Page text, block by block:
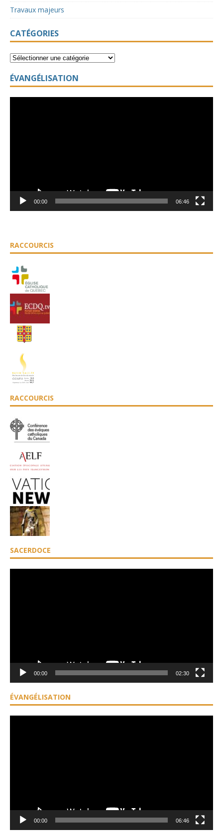
Travaux majeurs
CATÉGORIES
ÉVANGÉLISATION
00:00 06:46
RACCOURCIS
RACCOURCIS
SACERDOCE
00:00 02:30
ÉVANGÉLISATION
00:00 06:46